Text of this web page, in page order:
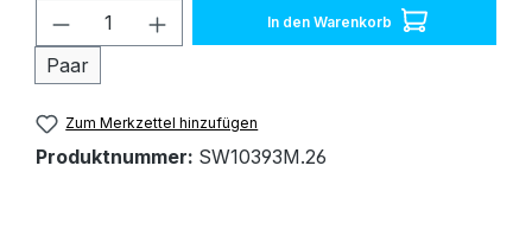
Produkt Anzahl: Gib den
Paar
In den Warenkorb
Zum Merkzettel hinzufügen
Produktnummer: SW10393M.26